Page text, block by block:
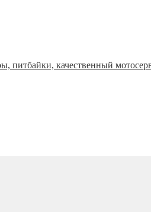
качественный